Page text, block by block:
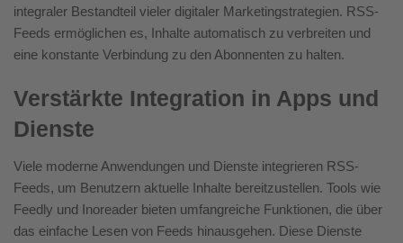
integraler Bestandteil vieler digitaler Marketingstrategien. RSS-
Feeds ermöglichen es, Inhalte automatisch zu verbreiten und
eine konstante Verbindung zu den Abonnenten zu halten.
Verstärkte Integration in Apps und
Dienste
Viele moderne Anwendungen und Dienste integrieren RSS-
Feeds, um Benutzern aktuelle Inhalte bereitzustellen. Tools wie
Feedly und Inoreader bieten umfangreiche Funktionen, die über
das einfache Lesen von Feeds hinausgehen. Diese Dienste